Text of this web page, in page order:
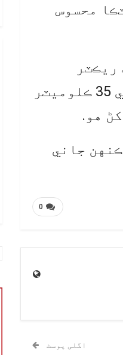
محسوس
اسڪيل تي 306 ريڪارڊ ڪئي وئي، زلزلي جي گهرائي 35 ڪلوميٽر
هو.
جاني
0
اگلی پوسٹ